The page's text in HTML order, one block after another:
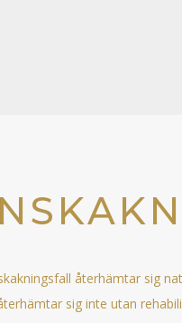
återhämtar sig
sig inte utan